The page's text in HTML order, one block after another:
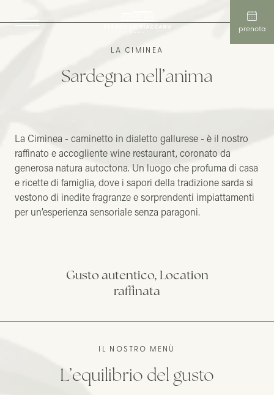
prenota
LA CIMINEA
Sardegna nell’anima
La Ciminea - caminetto in dialetto gallurese - è il nostro
raffinato e accogliente wine restaurant, coronato da
generosa natura autoctona. Un luogo che profuma di casa
e ricette di famiglia, dove i sapori della tradizione sarda si
vestono di inedite fragranze e sorprendenti impiattamenti
per un’esperienza sensoriale senza paragoni.
Gusto autentico, Location
raffinata
IL NOSTRO MENÙ
L’equilibrio del gusto